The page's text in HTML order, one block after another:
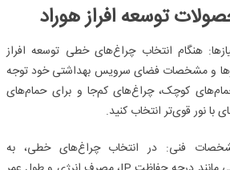
توسعه افراز هوراد
هنگام انتخاب چراغ‌های خطی توسعه افراز
و مشخصات فضای سرویس بهداشتی خود توجه
کوچک، چراغ‌های کم‌جا و برای حمام‌های
با نور قوی‌تر انتخاب کنید.
فنی: در انتخاب چراغ‌های خطی، به